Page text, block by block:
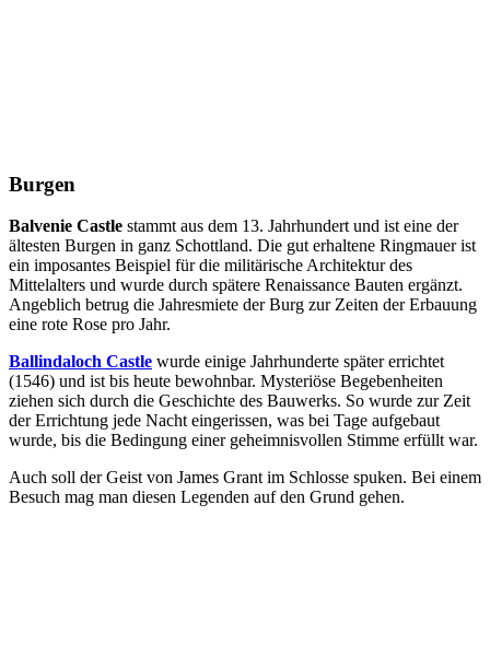
Burgen
Balvenie Castle stammt aus dem 13. Jahrhundert und ist eine der
ältesten Burgen in ganz Schottland. Die gut erhaltene Ringmauer ist
ein imposantes Beispiel für die militärische Architektur des
Mittelalters und wurde durch spätere Renaissance Bauten ergänzt.
Angeblich betrug die Jahresmiete der Burg zur Zeiten der Erbauung
eine rote Rose pro Jahr.
Ballindaloch Castle wurde einige Jahrhunderte später errichtet
(1546) und ist bis heute bewohnbar. Mysteriöse Begebenheiten
ziehen sich durch die Geschichte des Bauwerks. So wurde zur Zeit
der Errichtung jede Nacht eingerissen, was bei Tage aufgebaut
wurde, bis die Bedingung einer geheimnisvollen Stimme erfüllt war.
Auch soll der Geist von James Grant im Schlosse spuken. Bei einem
Besuch mag man diesen Legenden auf den Grund gehen.